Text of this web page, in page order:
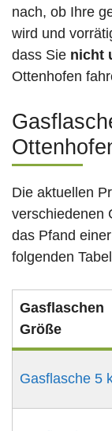
nach, ob Ihre
wird und
dass Sie nicht
Ottenhofen
Die aktuellen
verschiedenen
das Pfand
folgenden
Gasflaschen
Größe
Gasflasche 5